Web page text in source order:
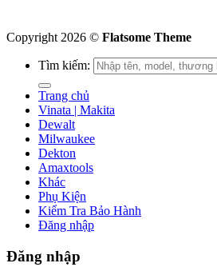
Copyright 2026 © Flatsome Theme
Tìm kiếm:
Trang chủ
Vinata | Makita
Dewalt
Milwaukee
Dekton
Amaxtools
Khác
Phụ Kiện
Kiểm Tra Bảo Hành
Đăng nhập
Đăng nhập